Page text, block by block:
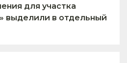
для участка
выделили в отдельный